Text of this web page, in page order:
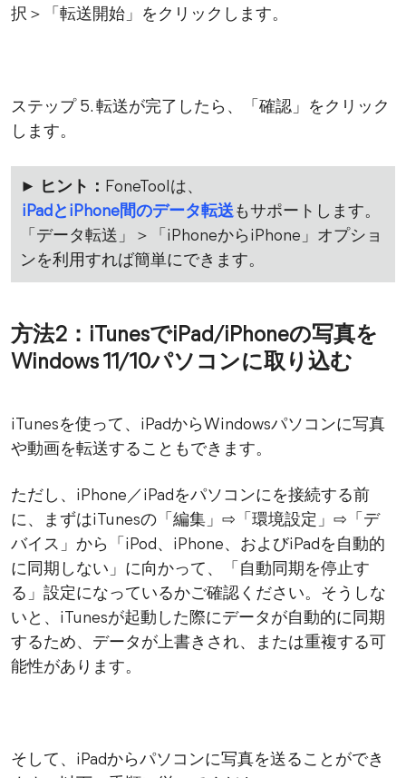
択＞「転送開始」をクリックします。
ステップ 5. 転送が完了したら、「確認」をクリック
します。
► ヒント： FoneToolは、
iPadとiPhone間のデータ転送もサポートします。
「データ転送」＞「iPhoneからiPhone」オプショ
ンを利用すれば簡単にできます。
方法2：iTunesでiPad/iPhoneの写真を
Windows 11/10パソコンに取り込む
iTunesを使って、iPadからWindowsパソコンに写真
や動画を転送することもできます。
ただし、iPhone／iPadをパソコンにを接続する前
に、まずはiTunesの「編集」⇨「環境設定」⇨「デ
バイス」から「iPod、iPhone、およびiPadを自動的
に同期しない」に向かって、「自動同期を停止す
る」設定になっているかご確認ください。そうしな
いと、iTunesが起動した際にデータが自動的に同期
するため、データが上書きされ、または重複する可
能性があります。
そして、iPadからパソコンに写真を送ることができ